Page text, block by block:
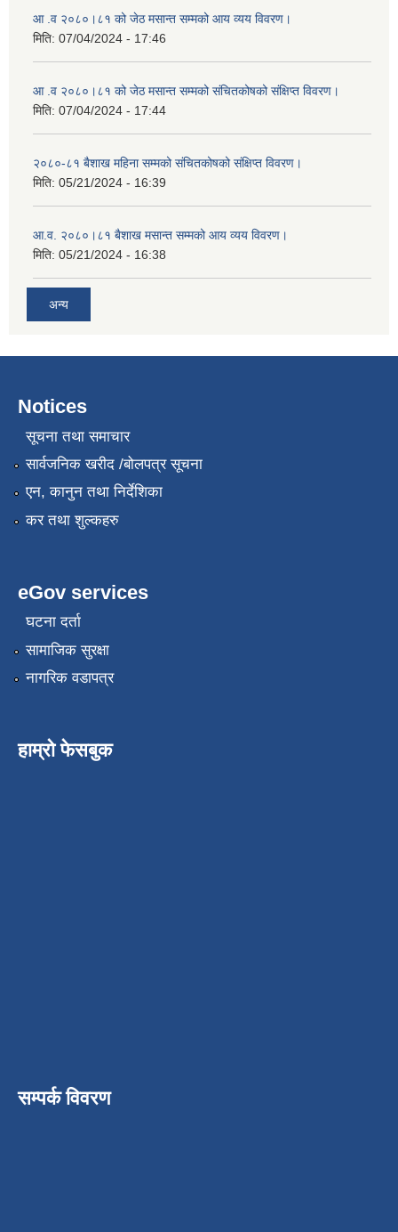
आ .व २०८०।८१ को जेठ मसान्त सम्मको आय व्यय विवरण।
मिति: 07/04/2024 - 17:46
आ .व २०८०।८१ को जेठ मसान्त सम्मको संचितकोषको संक्षिप्त विवरण।
मिति: 07/04/2024 - 17:44
२०८०-८१ बैशाख महिना सम्मको संचितकोषको संक्षिप्त विवरण।
मिति: 05/21/2024 - 16:39
आ.व. २०८०।८१ बैशाख मसान्त सम्मको आय व्यय विवरण।
मिति: 05/21/2024 - 16:38
अन्य
Notices
सूचना तथा समाचार
सार्वजनिक खरीद /बोलपत्र सूचना
एन, कानुन तथा निर्देशिका
कर तथा शुल्कहरु
eGov services
घटना दर्ता
सामाजिक सुरक्षा
नागरिक वडापत्र
हाम्रो फेसबुक
सम्पर्क विवरण